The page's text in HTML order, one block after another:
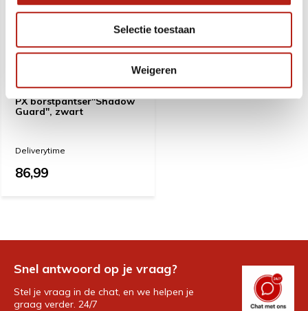
Selectie toestaan
Weigeren
PX borstpantser"Shadow
Guard", zwart
Deliverytime
86,99
Snel antwoord op je vraag?
Stel je vraag in de chat, en we helpen je
graag verder. 24/7